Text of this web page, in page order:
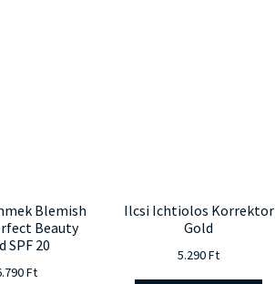
Blemish
Beauty
SPF 20
Ft
Ilcsi Ichtiolos Korrektor
Gold
5.290Ft